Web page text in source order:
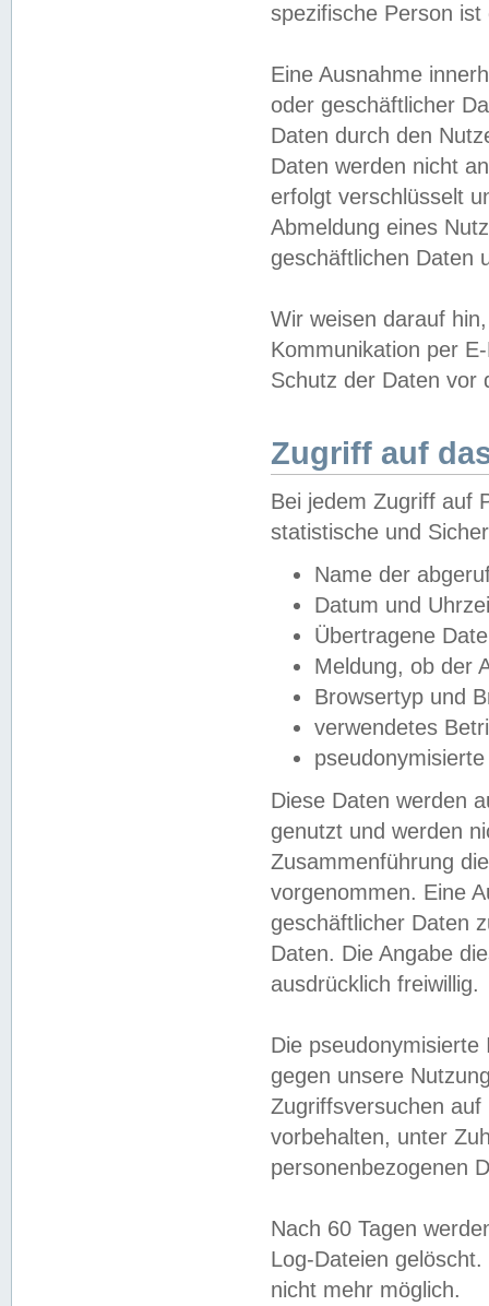
spezifische Person
Eine Ausnahme
oder geschäftlicher
Daten durch den
Daten werden nicht
erfolgt verschlüsselt
Abmeldung eines
geschäftlichen Daten
Wir weisen darauf
Kommunikation per
Schutz der Daten vor
Zugriff auf
Bei jedem Zugriff auf
statistische und
Name der
Datum und
Übertragene
Meldung, ob der
Browsertyp und
verwendetes
Diese Daten werden
genutzt und werden
Zusammenführung
vorgenommen. Eine
geschäftlicher Daten
Daten. Die Angabe
ausdrücklich freiwillig.
Die
gegen unsere
Zugriffsversuchen
vorbehalten, unter
personenbezogenen
Nach 60 Tagen
Log-Dateien
nicht mehr möglich.